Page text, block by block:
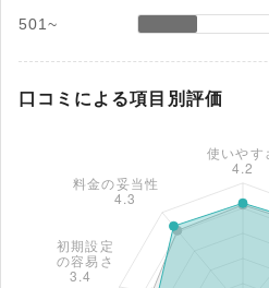
501~
口コミによる項目別評価